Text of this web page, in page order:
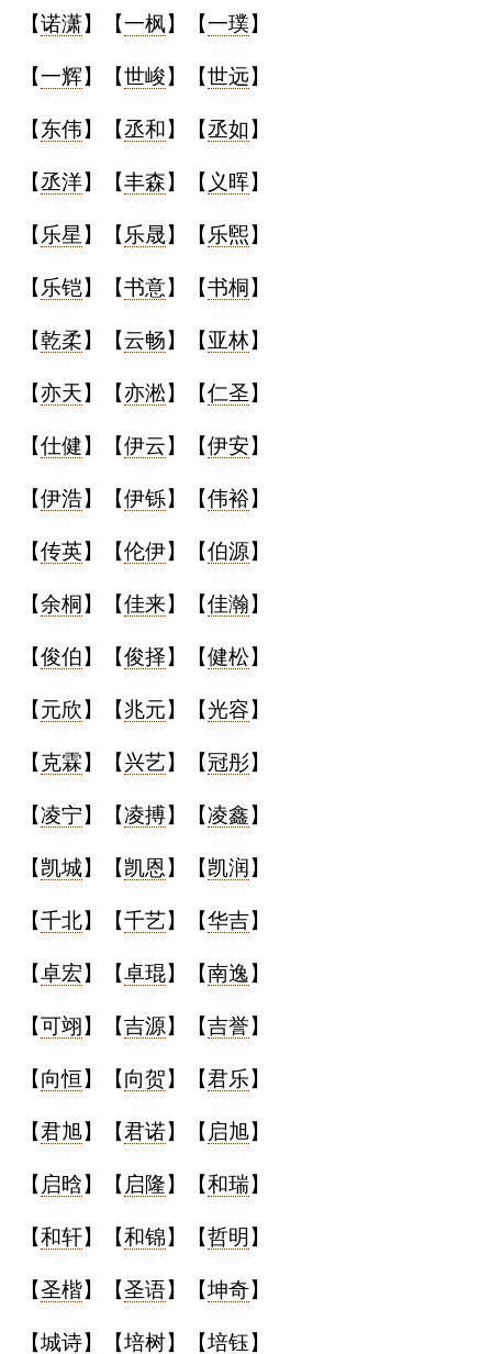
【诺潇】【一枫】【一璞】
【一辉】【世峻】【世远】
【东伟】【丞和】【丞如 】
【丞洋】【丰森】【 义晖】
【 乐星 】【 乐晟】【 乐煕】
【 乐铠】【书意】【书桐 】
【乾柔】【云畅】【亚林】
【亦天】【亦淞】【仁圣】
【仕健】【伊云】【伊安】
【伊浩】【伊铄】【伟裕】
【传英】【伦伊】【伯源】
【余桐 】【佳来】【佳瀚】
【俊伯】【俊择】【健松】
【元欣】【兆元】【光容】
【克霖】【兴艺】【冠彤】
【凌宁】【凌搏】【凌鑫】
【凯城】【凯恩 】【凯润 】
【千北】【千艺】【华吉】
【卓宏】【卓琨】【南逸】
【可翊】【吉源】【吉誉】
【向恒】【向贺】【君乐】
【君旭】【君诺】【 启旭】
【 启晗】【 启隆】【和瑞】
【和轩】【和锦】【哲明 】
【圣楷】【圣语】【坤奇】
【城诗】【培树】【培钰】